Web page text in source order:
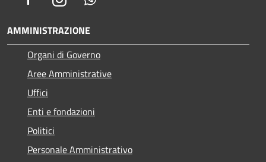
AMMINISTRAZIONE
Organi di Governo
Aree Amministrative
Uffici
Enti e fondazioni
Politici
Personale Amministrativo